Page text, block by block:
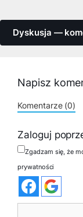
Dyskusja —
Napisz
Komentarze (0)
Zaloguj
Zgadzam się, że
prywatności